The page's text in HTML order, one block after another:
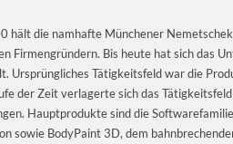
hält die namhafte Münchener
Firmengründern. Bis heute hat sich das
Ursprüngliches Tätigkeitsfeld war die
der Zeit verlagerte sich das
Hauptprodukte sind die
sowie BodyPaint 3D, dem